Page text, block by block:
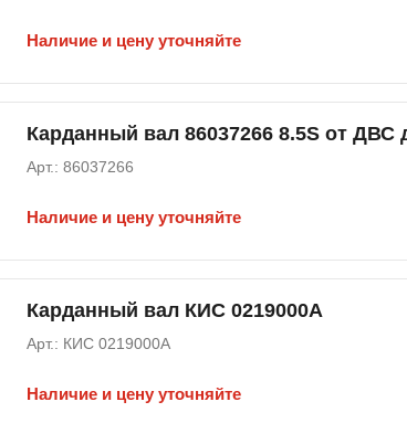
Наличие и цену уточняйте
Карданный вал 86037266 8.5S от
Арт.: 86037266
Наличие и цену уточняйте
Карданный вал КИС 0219000А
Арт.: КИС 0219000А
Наличие и цену уточняйте